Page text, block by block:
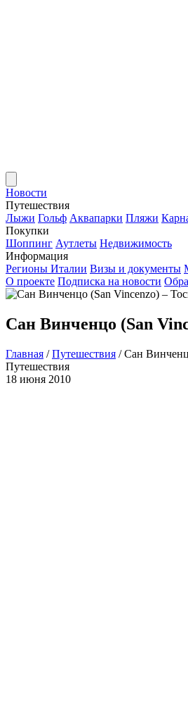
Новости
Путешествия
Лыжи Гольф Аквапарки Пляжи
Покупки
Шоппинг Аутлеты Недвижимость
Информация
Регионы Италии Визы и документы
О проекте Подписка на новости
Сан Винченцо (San
Главная / Путешествия / Сан
Путешествия
18 июня 2010